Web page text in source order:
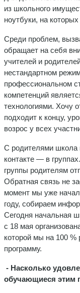
из школьного
ноутбуки, на
Среди проблем,
обращает на себя
учителей и
нестандартном
профессиональном
компетенций
технологиями. Хочу
подходит к концу,
возрос у всех
С родителями школа
контакте — в
группы родителям
Обратная связь не
момент мы уже
году, собираем
Сегодня начальная
с 18 мая
которой мы на 100
программу.
- Насколько
обучающиеся этим